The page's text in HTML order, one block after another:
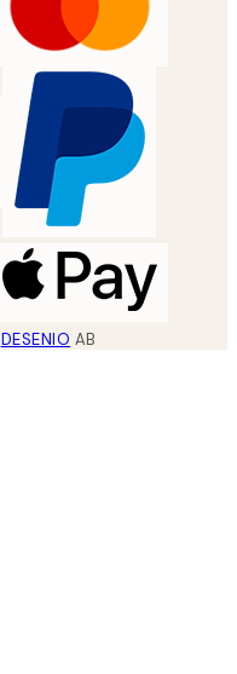
DESENIO AB